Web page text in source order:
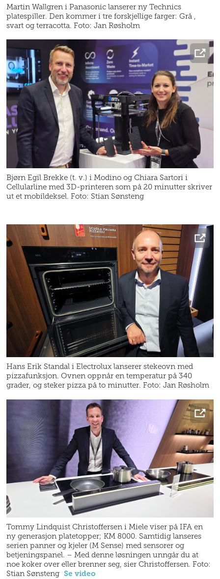
Martin Wallgren i Panasonic lanserer ny Technics
platespiller. Den kommer i tre forskjellige farger: Grå ,
svart og terracotta. Foto: Jan Røsholm
Bjørn Egil Brekke (t. v.) i Modino og Chiara Sartori i
Cellularline med 3D-printeren som på 20 minutter skriver
ut et mobildeksel. Foto: Stian Sønsteng
Hans Erik Standal i Electrolux lanserer stekeovn med
pizzafunksjon. Ovnen oppnår en temperatur på 340
grader, og steker pizza på to minutter. Foto: Jan Røsholm
Tommy Lindquist Christoffersen i Miele viser på IFA en
ny generasjon platetopper; KM 8000. Samtidig lanseres
serien panner og kjeler (M Sense) med sensorer og
betjeningspanel. – Med denne løsningen unngår du at
noe koker over eller brenner seg, sier Christoffersen. Foto:
Stian Sønsteng Se video